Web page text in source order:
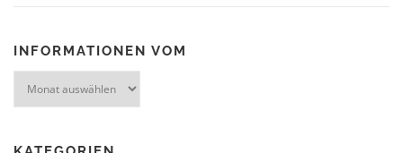
INFORMATIONEN VOM